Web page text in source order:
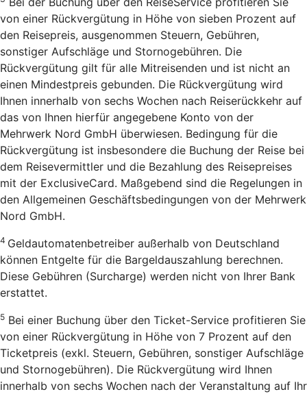
von einer Rückvergütung in Höhe von sieben Prozent auf
den Reisepreis, ausgenommen Steuern, Gebühren,
sonstiger Aufschläge und Stornogebühren. Die
Rückvergütung gilt für alle Mitreisenden und ist nicht an
einen Mindestpreis gebunden. Die Rückvergütung wird
Ihnen innerhalb von sechs Wochen nach Reiserückkehr auf
das von Ihnen hierfür angegebene Konto von der
Mehrwerk Nord GmbH überwiesen. Bedingung für die
Rückvergütung ist insbesondere die Buchung der Reise bei
dem Reisevermittler und die Bezahlung des Reisepreises
mit der ExclusiveCard. Maßgebend sind die Regelungen in
den Allgemeinen Geschäftsbedingungen von der Mehrwerk
Nord GmbH.
4 Geldautomatenbetreiber außerhalb von Deutschland
können Entgelte für die Bargeldauszahlung berechnen.
Diese Gebühren (Surcharge) werden nicht von Ihrer Bank
erstattet.
5 Bei einer Buchung über den Ticket-Service profitieren Sie
von einer Rückvergütung in Höhe von 7 Prozent auf den
Ticketpreis (exkl. Steuern, Gebühren, sonstiger Aufschläge
und Stornogebühren). Die Rückvergütung wird Ihnen
innerhalb von sechs Wochen nach der Veranstaltung auf Ihr